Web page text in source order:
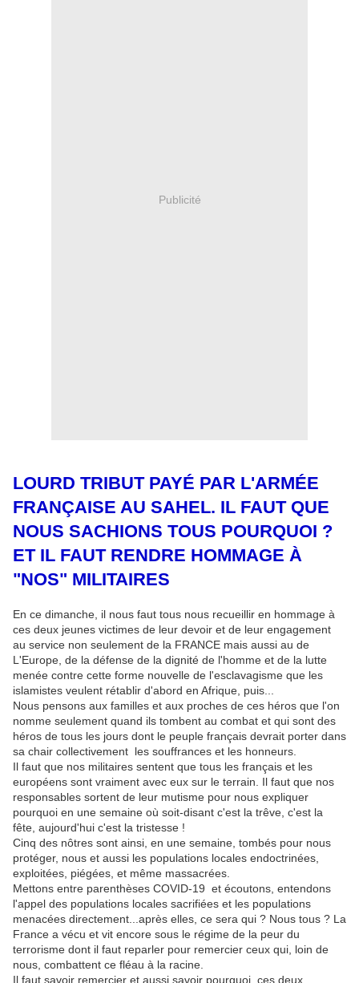
Publicité
LOURD TRIBUT PAYÉ PAR L'ARMÉE
FRANÇAISE AU SAHEL. IL FAUT QUE
NOUS SACHIONS TOUS POURQUOI ?
ET IL FAUT RENDRE HOMMAGE À
"NOS" MILITAIRES
En ce dimanche, il nous faut tous nous recueillir en hommage à
ces deux jeunes victimes de leur devoir et de leur engagement
au service non seulement de la FRANCE mais aussi au de
L'Europe, de la défense de la dignité de l'homme et de la lutte
menée contre cette forme nouvelle de l'esclavagisme que les
islamistes veulent rétablir d'abord en Afrique, puis...
Nous pensons aux familles et aux proches de ces héros que l'on
nomme seulement quand ils tombent au combat et qui sont des
héros de tous les jours dont le peuple français devrait porter dans
sa chair collectivement les souffrances et les honneurs.
Il faut que nos militaires sentent que tous les français et les
européens sont vraiment avec eux sur le terrain. Il faut que nos
responsables sortent de leur mutisme pour nous expliquer
pourquoi en une semaine où soit-disant c'est la trêve, c'est la
fête, aujourd'hui c'est la tristesse !
Cinq des nôtres sont ainsi, en une semaine, tombés pour nous
protéger, nous et aussi les populations locales endoctrinées,
exploitées, piégées, et même massacrées.
Mettons entre parenthèses COVID-19 et écoutons, entendons
l'appel des populations locales sacrifiées et les populations
menacées directement...après elles, ce sera qui ? Nous tous ? La
France a vécu et vit encore sous le régime de la peur du
terrorisme dont il faut reparler pour remercier ceux qui, loin de
nous, combattent ce fléau à la racine.
Il faut savoir remercier et aussi savoir pourquoi ces deux